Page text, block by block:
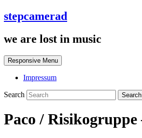
stepcamerad
we are lost in music
Responsive Menu
Impressum
Search
Paco / Risikogruppe